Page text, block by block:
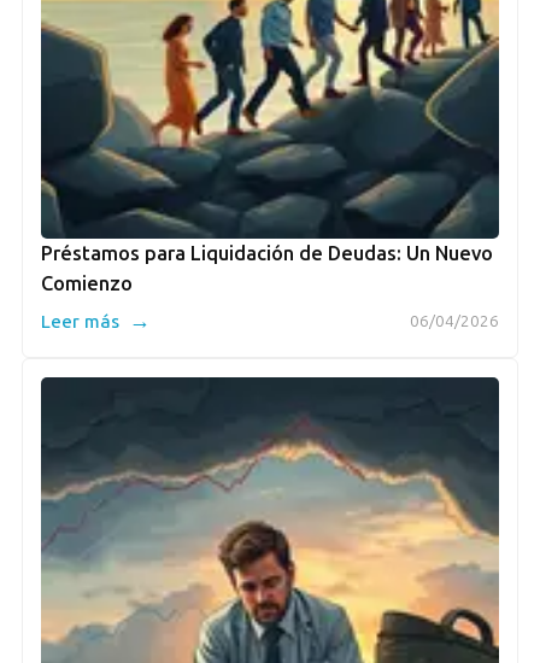
Préstamos para Liquidación de Deudas: Un Nuevo
Comienzo
06/04/2026
Leer más →